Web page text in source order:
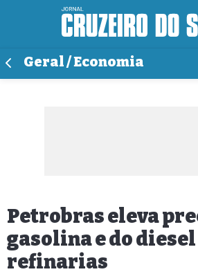
Geral / Economia
Petrobras eleva
gasolina e do diesel
refinarias